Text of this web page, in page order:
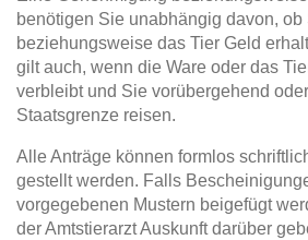
benötigen Sie unabhängig davon, ob
beziehungsweise das Tier Geld
gilt auch, wenn die Ware oder das
verbleibt und Sie vorübergehend
Staatsgrenze reisen.
Alle Anträge können formlos
gestellt werden. Falls
vorgegebenen Mustern beigefügt
der Amtstierarzt Auskunft darüber